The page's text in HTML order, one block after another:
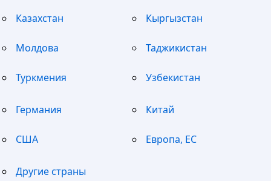
Казахстан Кыргызстан
Молдова Таджикистан
Туркмения Узбекистан
Германия Китай
США Европа, ЕС
Другие страны